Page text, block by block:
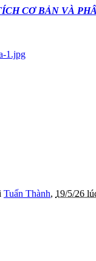
CƠ BẢN VÀ
Tuấn Thành, 19/5/26